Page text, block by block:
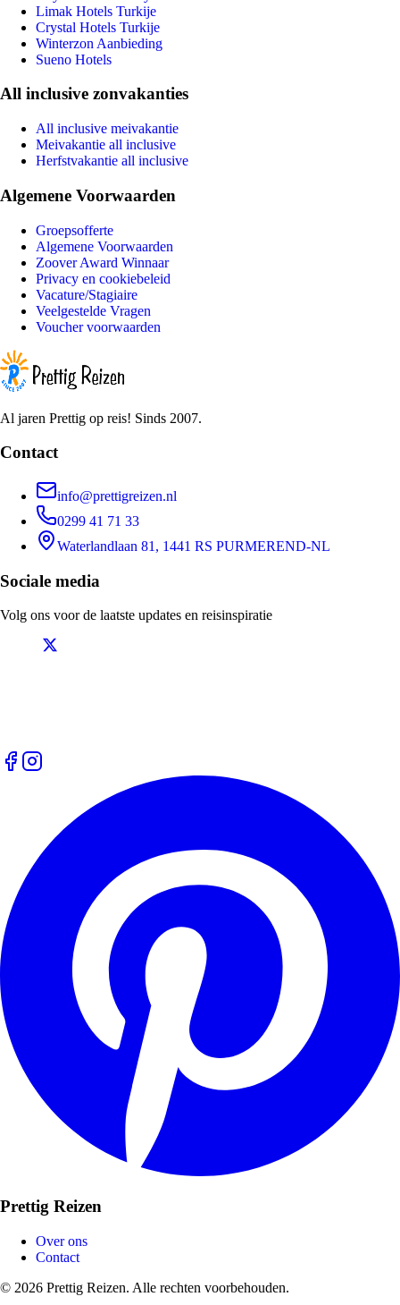
Limak Hotels Turkije
Crystal Hotels Turkije
Winterzon Aanbieding
Sueno Hotels
All inclusive zonvakanties
All inclusive meivakantie
Meivakantie all inclusive
Herfstvakantie all inclusive
Algemene Voorwaarden
Groepsofferte
Algemene Voorwaarden
Zoover Award Winnaar
Privacy en cookiebeleid
Vacature/Stagiaire
Veelgestelde Vragen
Voucher voorwaarden
Al jaren Prettig op reis! Sinds 2007.
Contact
info@prettigreizen.nl
0299 41 71 33
Waterlandlaan 81, 1441 RS PURMEREND-NL
Sociale media
Volg ons voor de laatste updates en reisinspiratie
Prettig Reizen
Over ons
Contact
© 2026 Prettig Reizen. Alle rechten voorbehouden.